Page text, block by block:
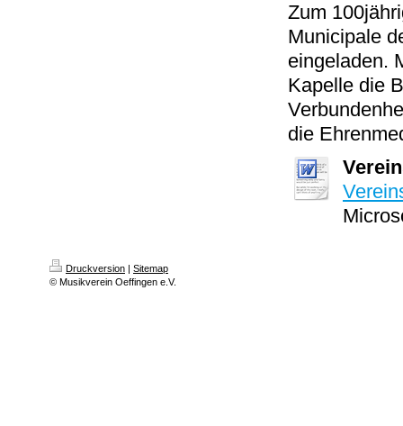
Zum
Municipale
eingeladen.
Kapelle die
die
Druckversion | Sitemap
© Musikverein Oeffingen e.V.